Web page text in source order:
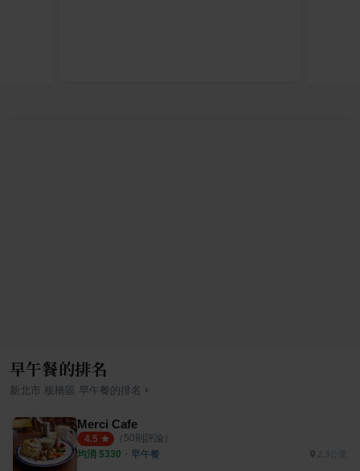
早午餐的排名
新北市 板橋區 早午餐的排名 ›
Merci Cafe
4.5 （ 50則評論）
均消 $330 ・ 早午餐